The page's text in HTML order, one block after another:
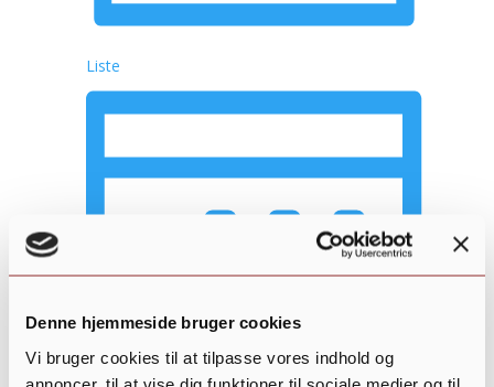
Denne hjemmeside bruger cookies
Vi bruger cookies til at tilpasse vores indhold og
annoncer, til at vise dig funktioner til sociale medier og til
Liste